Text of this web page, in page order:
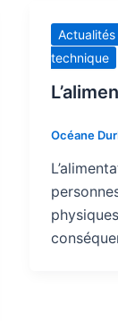
Actualités
technique
Océane